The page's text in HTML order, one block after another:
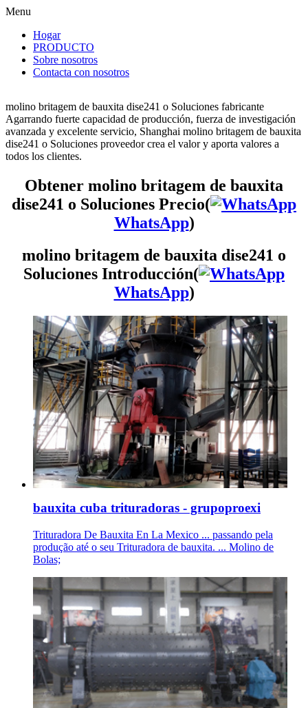
Menu
Hogar
PRODUCTO
Sobre nosotros
Contacta con nosotros
molino britagem de bauxita dise241 o Soluciones fabricante
Agarrando fuerte capacidad de producción, fuerza de investigación
avanzada y excelente servicio, Shanghai molino britagem de bauxita
dise241 o Soluciones proveedor crea el valor y aporta valores a
todos los clientes.
Obtener molino britagem de bauxita
dise241 o Soluciones Precio(
WhatsApp)
molino britagem de bauxita dise241 o
Soluciones Introducción(
WhatsApp)
bauxita cuba trituradoras - grupoproexi
Trituradora De Bauxita En La Mexico ... passando pela
produção até o seu Trituradora de bauxita. ... Molino de
Bolas;